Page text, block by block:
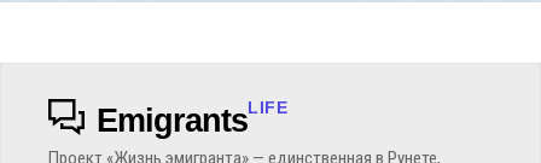
EmigrantsLIFE
Проект «Жизнь эмигранта» — единственная в Рунете,